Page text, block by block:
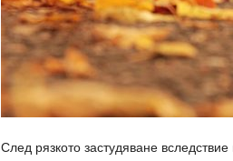
След рязкото застудяване